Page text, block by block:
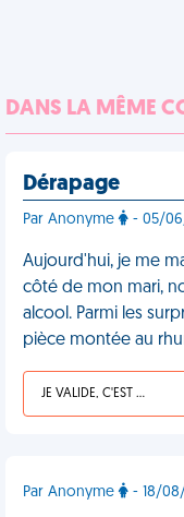
DANS LA MÊME
Dérapage
Par Anonyme - 05/
Aujourd'hui, je me
côté de mon mari,
alcool. Parmi les
pièce montée au
JE VALIDE, C'EST UNE VDM
Par Anonyme - 18/